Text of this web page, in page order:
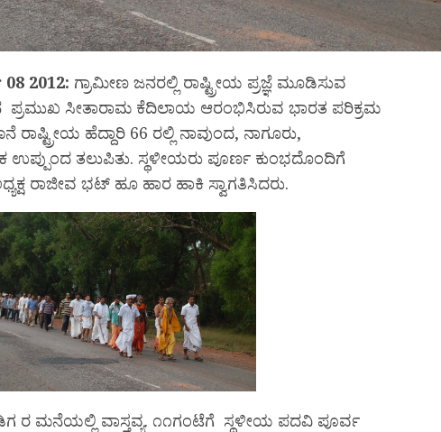
2012: ಗ್ರಾಮೀಣ ಜನರಲ್ಲಿ ರಾಷ್ಟ್ರೀಯ ಪ್ರಜ್ಞೆ ಮೂಡಿಸುವ
ಸೀತಾರಾಮ ಕೆದಿಲಾಯ ಆರಂಭಿಸಿರುವ ಭಾರತ ಪರಿಕ್ರಮ
ರಾಷ್ಟ್ರೀಯ ಹೆದ್ದಾರಿ 66 ರಲ್ಲಿ ನಾವುಂದ, ನಾಗೂರು,
ತಲುಪಿತು. ಸ್ಥಳೀಯರು ಪೂರ್ಣ ಕುಂಭದೊಂದಿಗೆ
ರಾಜೀವ ಭಟ್ ಹೂ ಹಾರ ಹಾಕಿ ಸ್ವಾಗತಿಸಿದರು.
ರ ಮನೆಯಲ್ಲಿ ವಾಸ್ತವ್ಯ. ೧೧ಗಂಟೆಗೆ ಸ್ಥಳೀಯ ಪದವಿ ಪೂರ್ವ